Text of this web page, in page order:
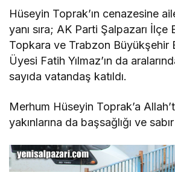
Hüseyin Toprak’ın cenazesine
yanı sıra; AK Parti Şalpazarı İlçe
Topkara ve Trabzon Büyükşehir
Üyesi Fatih Yılmaz’ın da
sayıda vatandaş katıldı.
Merhum Hüseyin Toprak’a
yakınlarına da başsağlığı ve